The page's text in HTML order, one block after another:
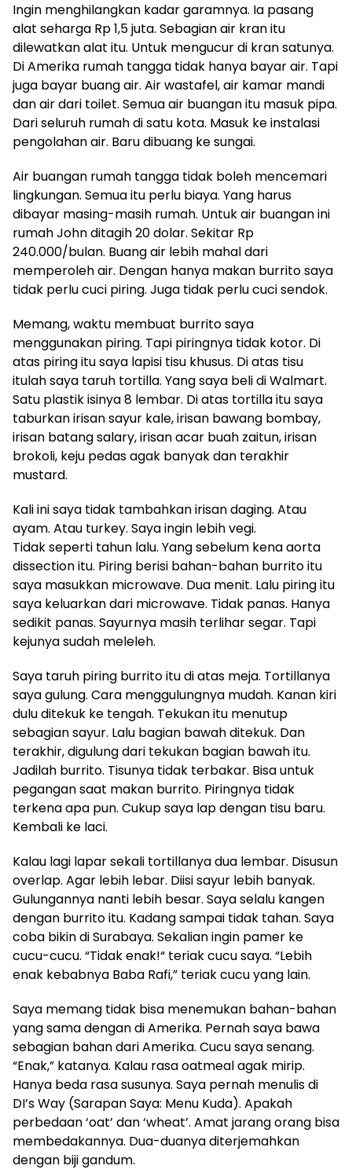
Ingin menghilangkan kadar garamnya. Ia pasang
alat seharga Rp 1,5 juta. Sebagian air kran itu
dilewatkan alat itu. Untuk mengucur di kran satunya.
Di Amerika rumah tangga tidak hanya bayar air. Tapi
juga bayar buang air. Air wastafel, air kamar mandi
dan air dari toilet. Semua air buangan itu masuk pipa.
Dari seluruh rumah di satu kota. Masuk ke instalasi
pengolahan air. Baru dibuang ke sungai.
Air buangan rumah tangga tidak boleh mencemari
lingkungan. Semua itu perlu biaya. Yang harus
dibayar masing-masih rumah. Untuk air buangan ini
rumah John ditagih 20 dolar. Sekitar Rp
240.000/bulan. Buang air lebih mahal dari
memperoleh air. Dengan hanya makan burrito saya
tidak perlu cuci piring. Juga tidak perlu cuci sendok.
Memang, waktu membuat burrito saya
menggunakan piring. Tapi piringnya tidak kotor. Di
atas piring itu saya lapisi tisu khusus. Di atas tisu
itulah saya taruh tortilla. Yang saya beli di Walmart.
Satu plastik isinya 8 lembar. Di atas tortilla itu saya
taburkan irisan sayur kale, irisan bawang bombay,
irisan batang salary, irisan acar buah zaitun, irisan
brokoli, keju pedas agak banyak dan terakhir
mustard.
Kali ini saya tidak tambahkan irisan daging. Atau
ayam. Atau turkey. Saya ingin lebih vegi.
Tidak seperti tahun lalu. Yang sebelum kena aorta
dissection itu. Piring berisi bahan-bahan burrito itu
saya masukkan microwave. Dua menit. Lalu piring itu
saya keluarkan dari microwave. Tidak panas. Hanya
sedikit panas. Sayurnya masih terlihar segar. Tapi
kejunya sudah meleleh.
Saya taruh piring burrito itu di atas meja. Tortillanya
saya gulung. Cara menggulungnya mudah. Kanan kiri
dulu ditekuk ke tengah. Tekukan itu menutup
sebagian sayur. Lalu bagian bawah ditekuk. Dan
terakhir, digulung dari tekukan bagian bawah itu.
Jadilah burrito. Tisunya tidak terbakar. Bisa untuk
pegangan saat makan burrito. Piringnya tidak
terkena apa pun. Cukup saya lap dengan tisu baru.
Kembali ke laci.
Kalau lagi lapar sekali tortillanya dua lembar. Disusun
overlap. Agar lebih lebar. Diisi sayur lebih banyak.
Gulungannya nanti lebih besar. Saya selalu kangen
dengan burrito itu. Kadang sampai tidak tahan. Saya
coba bikin di Surabaya. Sekalian ingin pamer ke
cucu-cucu. “Tidak enak!“ teriak cucu saya. “Lebih
enak kebabnya Baba Rafi,” teriak cucu yang lain.
Saya memang tidak bisa menemukan bahan-bahan
yang sama dengan di Amerika. Pernah saya bawa
sebagian bahan dari Amerika. Cucu saya senang.
“Enak,” katanya. Kalau rasa oatmeal agak mirip.
Hanya beda rasa susunya. Saya pernah menulis di
DI’s Way (Sarapan Saya: Menu Kuda). Apakah
perbedaan ‘oat’ dan ‘wheat’. Amat jarang orang bisa
membedakannya. Dua-duanya diterjemahkan
dengan biji gandum.